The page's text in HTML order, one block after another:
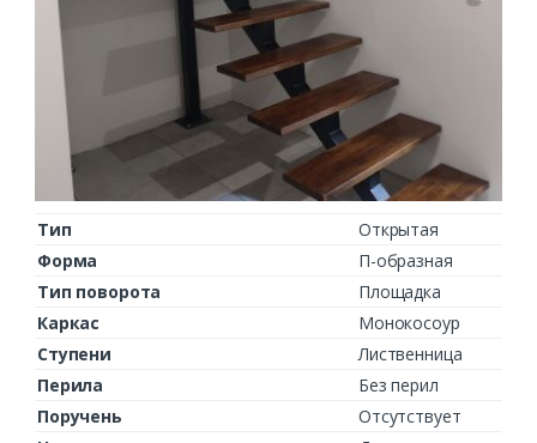
Тип
Открытая
Форма
П-образная
Тип поворота
Площадка
Каркас
Монокосоур
Ступени
Лиственница
Перила
Без перил
Поручень
Отсутствует